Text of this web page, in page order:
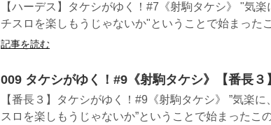
【ハーデス】タケシがゆく！#7《射駒タケシ》 "気
チスロを楽しもうじゃないか"ということで始まった
記事を読む
009 タケシがゆく！#9《射駒タケシ》【番長３】
【番長３】タケシがゆく！#9《射駒タケシ》 ”気楽
スロを楽しもうじゃないか”ということで始まったこ